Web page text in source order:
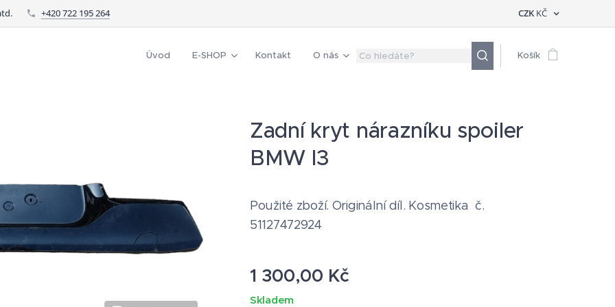
+420 722 195 264 CZK KČ
Úvod E-SHOP Kontakt O nás Košík
Zadní kryt nárazníku spoiler
BMW I3
Použité zboží. Originální díl. Kosmetika č.
51127472924
1 300,00 Kč
Skladem